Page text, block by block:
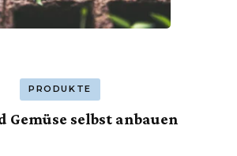
PRODUKTE
Gemüse selbst anbauen